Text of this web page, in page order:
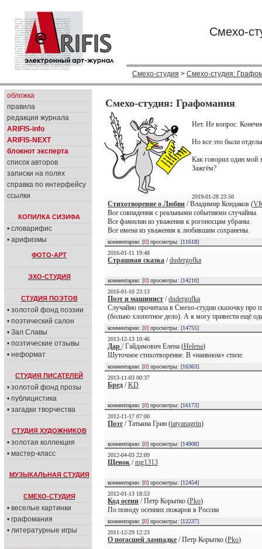
Смехо-
Смехо-студия > Смехо-студия:
обложка
правила
редакция журнала
ARIFIS-info
ARIFIS-NEXT
блокнот эксперта
список авторов
записки на полях
справка по интерфейсу
ссылки
КОПИЛКА СИЗИФА
• словарифис
• арифизмы
ФОТО-АРТ
ЭХО-СТУДИЯ
СТУДИЯ ПОЭТОВ
• золотой фонд поэзии
• поэтический салон
• Зал Славы
• поэтические отзывы
• неформат
СТУДИЯ ПИСАТЕЛЕЙ
• золотой фонд прозы
• публицистика
• загадки творчества
СТУДИЯ ХУДОЖНИКОВ
• золотая коллекция
• мастер-класс
МУЗЫКАЛЬНАЯ СТУДИЯ
СМЕХО-СТУДИЯ
• веселые картинки
• графомания
• литературные игры
Смехо-студия: Графомания
Нет. Не вопрос.
Но все это были
Как говорил один мой
Зажгём?
2019-01-28 23:50
Стихотворение о Любви / Владимир Кондаков (
Все совпадения с реальными событиями случайны.
Все фамилии из уважения к рогоносцам убраны.
Все имена из уважения к любившим сохранены.
комментарии: [0] просмотры: [11618]
2016-01-11 19:48
Страшная сказка /dudergofka
комментарии: [0] просмотры: [14210]
2016-01-10 23:13
Поэт и машинист /dudergofka
Случайно прочитала в Смехо-студии сказочку про
(больно хлопотное дело). А я могу привести ещё
комментарии: [0] просмотры: [14755]
2013-12-13 10:46
Дар / Гайдамович Елена (Helena)
Шуточное стихотворение. В «наивном» стиле.
комментарии: [0] просмотры: [16363]
2013-11-03 00:37
Бред /KD
комментарии: [0] просмотры: [16173]
2012-11-17 07:00
Поэт / Татьяна Грин (tatyanagrin)
комментарии: [0] просмотры: [14908]
2012-04-03 22:09
Щенок /mg1313
комментарии: [0] просмотры: [12454]
2012-01-13 18:53
Код осени / Петр Корытко (Pko)
По поводу осенних пожаров в России
комментарии: [0] просмотры: [12237]
2011-12-29 12:23
О погасшей лампадке / Петр Корытко (Pko)